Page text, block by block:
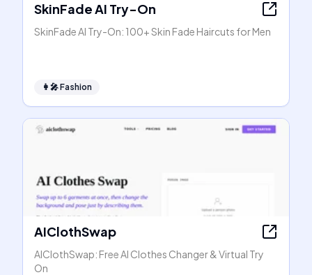
SkinFade AI Try-On
SkinFade AI Try-On: 100+ Skin Fade Haircuts for Men
👩‍🎤Fashion
AIClothSwap
AIClothSwap: Free AI Clothes Changer & Virtual Try
On